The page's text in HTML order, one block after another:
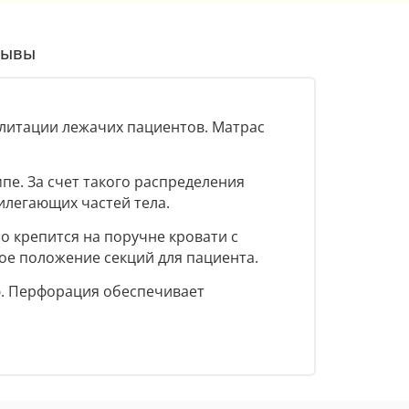
лежачих пациентов. Матрас
За счет такого распределения
частей тела.
крепится на поручне кровати с
положение секций для пациента.
Перфорация обеспечивает